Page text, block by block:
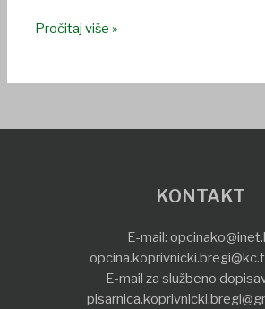
Pročitaj više »
KONTAKT
E-mail:
E-mail za službeno